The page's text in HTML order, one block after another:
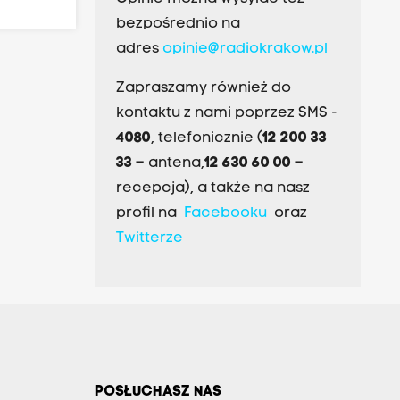
bezpośrednio na
adres opinie@radiokrakow.pl
Zapraszamy również do
kontaktu z nami poprzez SMS -
4080, telefonicznie (12 200 33
33– antena,12 630 60 00 –
recepcja), a także na nasz
profil na Facebookuoraz
Twitterze
POSŁUCHASZ NAS